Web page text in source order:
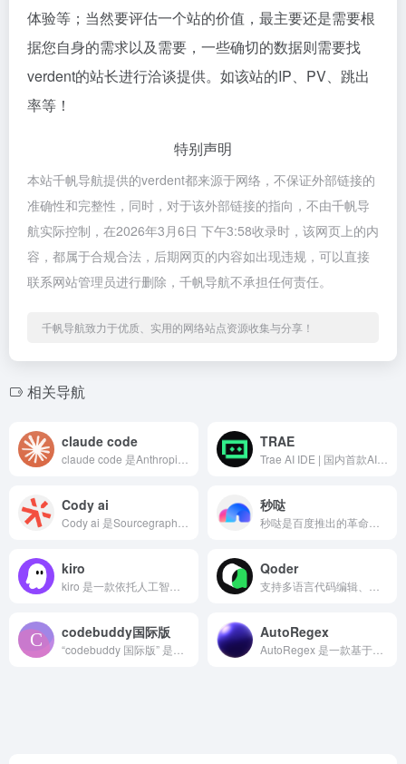
体验等；当然要评估一个站的价值，最主要还是需要根
据您自身的需求以及需要，一些确切的数据则需要找
verdent的站长进行洽谈提供。如该站的IP、PV、跳出
率等！
特别声明
本站千帆导航提供的verdent都来源于网络，不保证外部链接的
准确性和完整性，同时，对于该外部链接的指向，不由千帆导
航实际控制，在2026年3月6日 下午3:58收录时，该网页上的内
容，都属于合规合法，后期网页的内容如出现违规，可以直接
联系网站管理员进行删除，千帆导航不承担任何责任。
千帆导航致力于优质、实用的网络站点资源收集与分享！
相关导航
claude code TRAE
Cody ai 秒哒
kiro Qoder
codebuddy国际版 AutoRegex